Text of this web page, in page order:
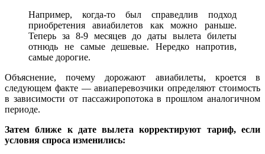
Например, когда-то был справедлив подход
приобретения авиабилетов как можно раньше.
Теперь за 8-9 месяцев до даты вылета билеты
отнюдь не самые дешевые. Нередко напротив,
самые дорогие.
Объяснение, почему дорожают авиабилеты, кроется в
следующем факте — авиаперевозчики определяют стоимость
в зависимости от пассажиропотока в прошлом аналогичном
периоде.
Затем ближе к дате вылета корректируют тариф, если
условия спроса изменились: